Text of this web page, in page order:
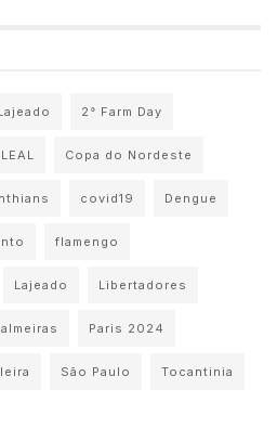
2° Farm Day
Copa do Nordeste
covid19 Dengue
flamengo
Lajeado Libertadores
Paris 2024
São Paulo Tocantinia